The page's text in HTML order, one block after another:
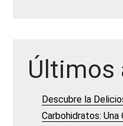
Últimos
Descubre la
Carbohidratos: